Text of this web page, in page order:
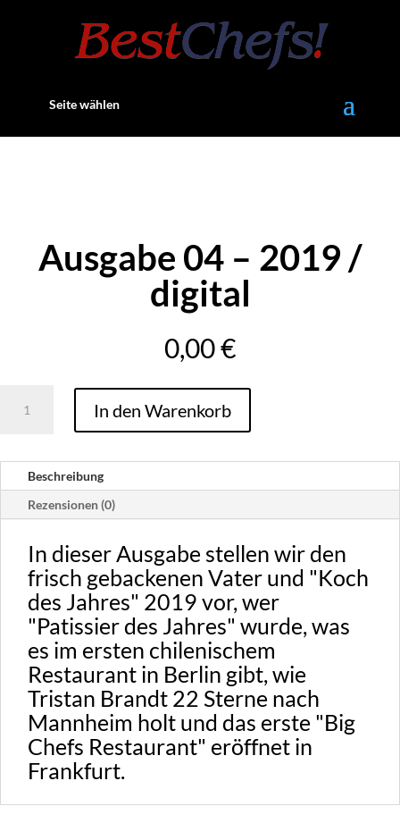
Seite wählen
Ausgabe 04 – 2019 /
digital
0,00€
digital
Menge
In den Warenkorb
Beschreibung
Rezensionen (0)
In dieser Ausgabe stellen wir den
frisch gebackenen Vater und "Koch
des Jahres" 2019 vor, wer
"Patissier des Jahres" wurde, was
es im ersten chilenischem
Restaurant in Berlin gibt, wie
Tristan Brandt 22 Sterne nach
Mannheim holt und das erste "Big
Chefs Restaurant" eröffnet in
Frankfurt.